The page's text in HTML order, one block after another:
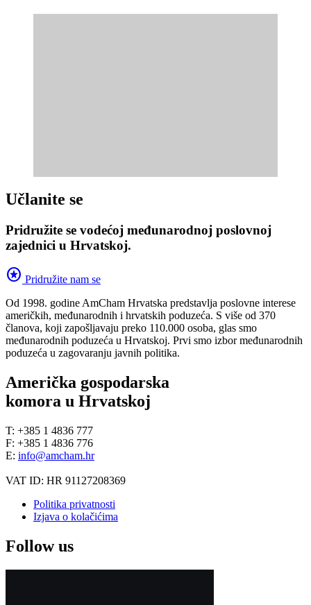
Učlanite se
Pridružite se vodećoj međunarodnoj poslovnoj
zajednici u Hrvatskoj.
stars Pridružite nam se
Od 1998. godine AmCham Hrvatska predstavlja poslovne interese
američkih, međunarodnih i hrvatskih poduzeća. S više od 370
članova, koji zapošljavaju preko 110.000 osoba, glas smo
međunarodnih poduzeća u Hrvatskoj. Prvi smo izbor međunarodnih
poduzeća u zagovaranju javnih politika.
Američka gospodarska
komora u Hrvatskoj
T: +385 1 4836 777
F: +385 1 4836 776
E: info@amcham.hr
VAT ID: HR 91127208369
Politika privatnosti
Izjava o kolačićima
Follow us